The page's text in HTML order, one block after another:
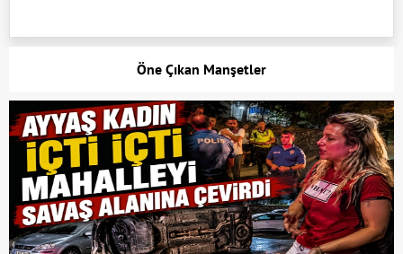
Öne Çıkan Manşetler